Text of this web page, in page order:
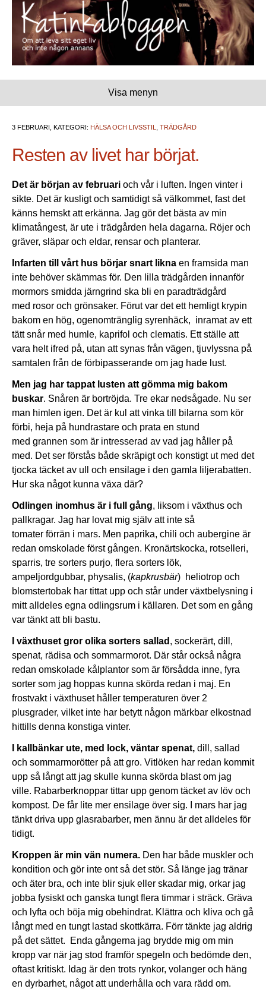
Visa menyn
3 FEBRUARI, KATEGORI: HÄLSA OCH LIVSSTIL TRÄDGÅRD
Resten av livet har börjat.
Det är början av februari och vår i luften. Ingen vinter i
sikte. Det är kusligt och samtidigt så välkommet, fast det
känns hemskt att erkänna. Jag gör det bästa av min
klimatångest, är ute i trädgården hela dagarna. Röjer och
gräver, släpar och eldar, rensar och planterar.
Infarten till vårt hus börjar snart likna en framsida man
inte behöver skämmas för. Den lilla trädgården innanför
mormors smidda järngrind ska bli en paradträdgård
med rosor och grönsaker. Förut var det ett hemligt krypin
bakom en hög, ogenomtränglig syrenhäck, inramat av ett
tätt snår med humle, kaprifol och clematis. Ett ställe att
vara helt ifred på, utan att synas från vägen, tjuvlyssna på
samtalen från de förbipasserande om jag hade lust.
Men jag har tappat lusten att gömma mig bakom
buskar. Snåren är bortröjda. Tre ekar nedsågade. Nu ser
man himlen igen. Det är kul att vinka till bilarna som kör
förbi, heja på hundrastare och prata en stund
med grannen som är intresserad av vad jag håller på
med. Det ser förstås både skräpigt och konstigt ut med det
tjocka täcket av ull och ensilage i den gamla liljerabatten.
Hur ska något kunna växa där?
Odlingen inomhus är i full gång, liksom i växthus och
pallkragar. Jag har lovat mig själv att inte så
tomater förrän i mars. Men paprika, chili och aubergine är
redan omskolade först gången. Kronärtskocka, rotselleri,
sparris, tre sorters purjo, flera sorters lök,
ampeljordgubbar, physalis, (kapkrusbär) heliotrop och
blomstertobak har tittat upp och står under växtbelysning i
mitt alldeles egna odlingsrum i källaren. Det som en gång
var tänkt att bli bastu.
I växthuset gror olika sorters sallad , sockerärt, dill,
spenat, rädisa och sommarmorot. Där står också några
redan omskolade kålplantor som är försådda inne, fyra
sorter som jag hoppas kunna skörda redan i maj. En
frostvakt i växthuset håller temperaturen över 2
plusgrader, vilket inte har betytt någon märkbar elkostnad
hittills denna konstiga vinter.
I kallbänkar ute, med lock, väntar spenat, dill, sallad
och sommarmorötter på att gro. Vitlöken har redan kommit
upp så långt att jag skulle kunna skörda blast om jag
ville. Rabarberknoppar tittar upp genom täcket av löv och
kompost. De får lite mer ensilage över sig. I mars har jag
tänkt driva upp glasrabarber, men ännu är det alldeles för
tidigt.
Kroppen är min vän numera. Den har både muskler och
kondition och gör inte ont så det stör. Så länge jag tränar
och äter bra, och inte blir sjuk eller skadar mig, orkar jag
jobba fysiskt och ganska tungt flera timmar i sträck. Gräva
och lyfta och böja mig obehindrat. Klättra och kliva och gå
långt med en tungt lastad skottkärra. Förr tänkte jag aldrig
på det sättet. Enda gångerna jag brydde mig om min
kropp var när jag stod framför spegeln och bedömde den,
oftast kritiskt. Idag är den trots rynkor, volanger och häng
en dyrbarhet, något att underhålla och vara rädd om.